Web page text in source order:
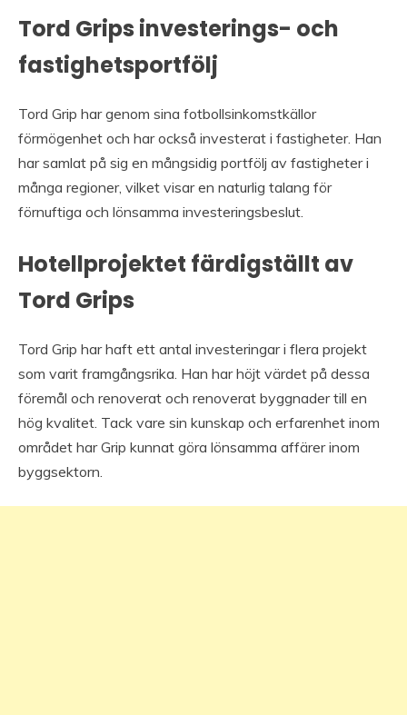
Tord Grips investerings- och
fastighetsportfölj
Tord Grip har genom sina fotbollsinkomstkällor
förmögenhet och har också investerat i fastigheter. Han
har samlat på sig en mångsidig portfölj av fastigheter i
många regioner, vilket visar en naturlig talang för
förnuftiga och lönsamma investeringsbeslut.
Hotellprojektet färdigställt av
Tord Grips
Tord Grip har haft ett antal investeringar i flera projekt
som varit framgångsrika. Han har höjt värdet på dessa
föremål och renoverat och renoverat byggnader till en
hög kvalitet. Tack vare sin kunskap och erfarenhet inom
området har Grip kunnat göra lönsamma affärer inom
byggsektorn.